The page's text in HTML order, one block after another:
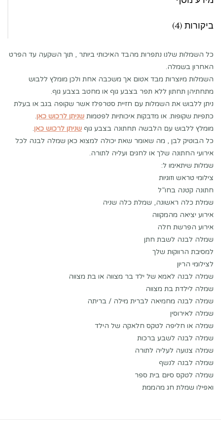
ביקורות (4)
כל השמלות שלנו נתפרות מהבד האיכותי ביותר , תוך השקעה עד הפרט
האחרון בשמלה.
השמלות מיוצרות מבד אטום אך משכבה אחת ולכן מומלץ ללבוש
מתחתיהן תחתון ללא תפר בצבע גוף או מחטב בצבע גוף.
ניתן ללבוש את השמלות עם חזיית סטרפלז אשר שקופה בגב או בעלת
כתפיות שקופות. או מדבקות איכותיות לפטמות שניתן לרכוש כאן.
מומלץ ללבוש עם הלבשה תחתונה בצבע גוף שניתן לרכוש כאן.
כל הבוטיק לבן , מה שאומר שאת יכולה למצוא כאן שמלה לבנה לכל
אירועי החתונה שלך או לחגים ועליה לתורה.
שמלות שיתאימו ל:
צילומי טראש וזוגיות
חתונה קטנה בחו”ל
שמלת כלה ראשונה, שמלת כלה שניה
אירוע יציאה מהמקווה
אירוע הפרשת חלה
שמלה לבנה לשבת חתן
למסיבת הרווקות שלך
לצילומי הריון
שמלה לבנה לאמא של ילד בר מצווה או בת מצווה
שמלה לילדת בת מצווה
שמלה לבנה מחמיאה לברית מילה / בריתה
שמלה לאירוסין
שמלה או חליפה לטקס חלאקה של הילד
שמלה לבנה לשבע ברכות
שמלה צנועה לעליה לתורה
שמלה לבנה לנשף
שמלה לטקס סיום בית ספר
ואפילו שמלת חג מהממת